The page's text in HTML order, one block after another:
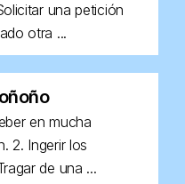
una petición
otra ...
en mucha
2. Ingerir los
de una ...